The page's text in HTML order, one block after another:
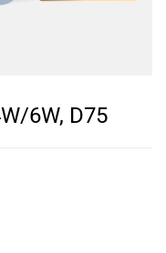
6W, D75